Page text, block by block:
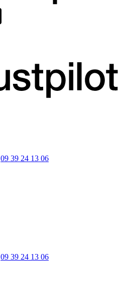
09 39 24 13 06
09 39 24 13 06